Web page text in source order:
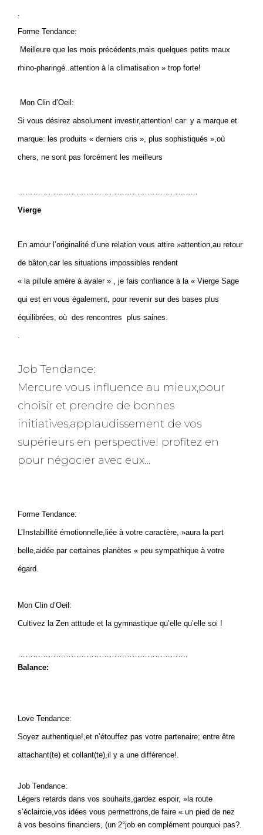
.
Forme Tendance:
Meilleure que les mois précédents,mais quelques petits maux
rhino-pharingé..attention à la climatisation » trop forte!
Mon Clin d’Oeil:
Si vous désirez absolument investir,attention! car y a marque et
marque: les produits « derniers cris », plus sophistiqués »,où
chers, ne sont pas forcément les meilleurs
……………………………………………………………..
Vierge
En amour l’originalité d’une relation vous attire »attention,au retour
de bâton,car les situations impossibles rendent
« la pillule amère à avaler » , je fais confiance à la « Vierge Sage
qui est en vous également, pour revenir sur des bases plus
équilibrées, où des rencontres plus saines.
.
Job Tendance:
Mercure vous influence au mieux,pour
choisir et prendre de bonnes
initiatives,applaudissement de vos
supérieurs en perspective! profitez en
pour négocier avec eux…
Forme Tendance:
L’Instabillité émotionnelle,liée à votre caractère, »aura la part
belle,aidée par certaines planètes « peu sympathique à votre
égard.
Mon Clin d’Oeil:
Cultivez la Zen atttude et la gymnastique qu’elle qu’elle soi !
………………………………………………………….
Balance:
Love Tendance:
Soyez authentique!,et n’étouffez pas votre partenaire; entre être
attachant(te) et collant(te),il y a une différence!.
Job Tendance:
Légers retards dans vos souhaits,gardez espoir, »la route
s’éclaircie,vos idées vous permettrons,de faire « un pied de nez
à vos besoins financiers, (un 2°job en complément pourquoi pas?.